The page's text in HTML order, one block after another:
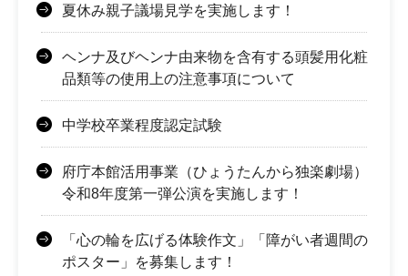
夏休み親子議場見学を実施します！
ヘンナ及びヘンナ由来物を含有する頭髪用化粧
品類等の使用上の注意事項について
中学校卒業程度認定試験
府庁本館活用事業（ひょうたんから独楽劇場）
令和8年度第一弾公演を実施します！
「心の輪を広げる体験作文」「障がい者週間の
ポスター」を募集します！